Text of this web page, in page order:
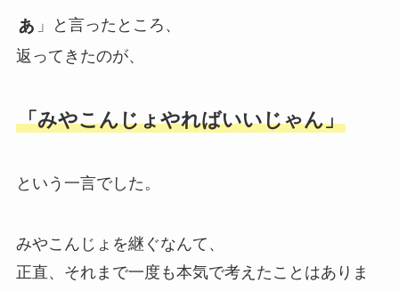
ぁ 」と言ったところ、
返ってきたのが、
「みやこんじょやればいいじゃん」
という一言でした。
みやこんじょを継ぐなんて、
正直、それまで一度も本気で考えたことはありま